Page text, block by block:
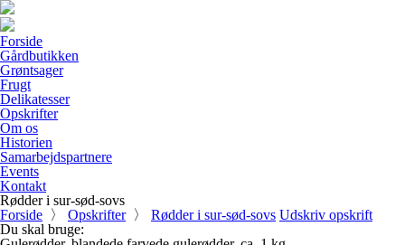
Forside
Gårdbutikken
Grøntsager
Frugt
Delikatesser
Opskrifter
Om os
Historien
Samarbejdspartnere
Events
Kontakt
Rødder i sur-sød-sovs
Forside 〉 Opskrifter〉 Rødder i sur-sød-sovs Udskriv opskrift
Du skal bruge: